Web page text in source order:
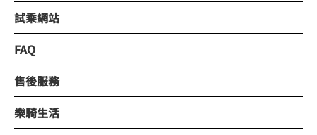
試乘網站
FAQ
售後服務
樂騎生活